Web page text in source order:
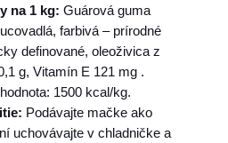
na 1 kg: Guárová guma
farbivá – prírodné
definované, oleoživica z
g, Vitamín E 121 mg .
1500 kcal/kg.
Podávajte mačke ako
uchovávajte v chladničke a